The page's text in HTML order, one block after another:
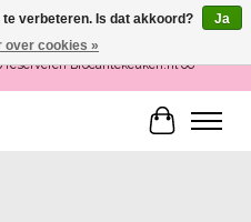
do en zaterdag 12-16 uur of als de
Brocantekeuken.nl 06
verbeteren. Is dat akkoord?
Ja
over cookies »